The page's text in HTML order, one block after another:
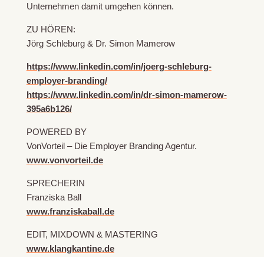
Unternehmen damit umgehen können.
ZU HÖREN:
Jörg Schleburg & Dr. Simon Mamerow
https://www.linkedin.com/in/joerg-schleburg-
employer-branding/
https://www.linkedin.com/in/dr-simon-mamerow-
395a6b126/
POWERED BY
VonVorteil – Die Employer Branding Agentur.
www.vonvorteil.de
SPRECHERIN
Franziska Ball
www.franziskaball.de
EDIT, MIXDOWN & MASTERING
www.klangkantine.de